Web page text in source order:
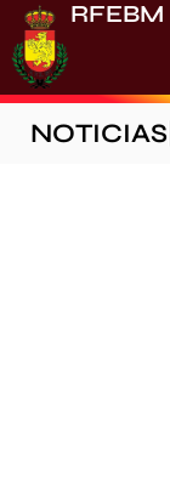
RFEBM
NOTICIAS